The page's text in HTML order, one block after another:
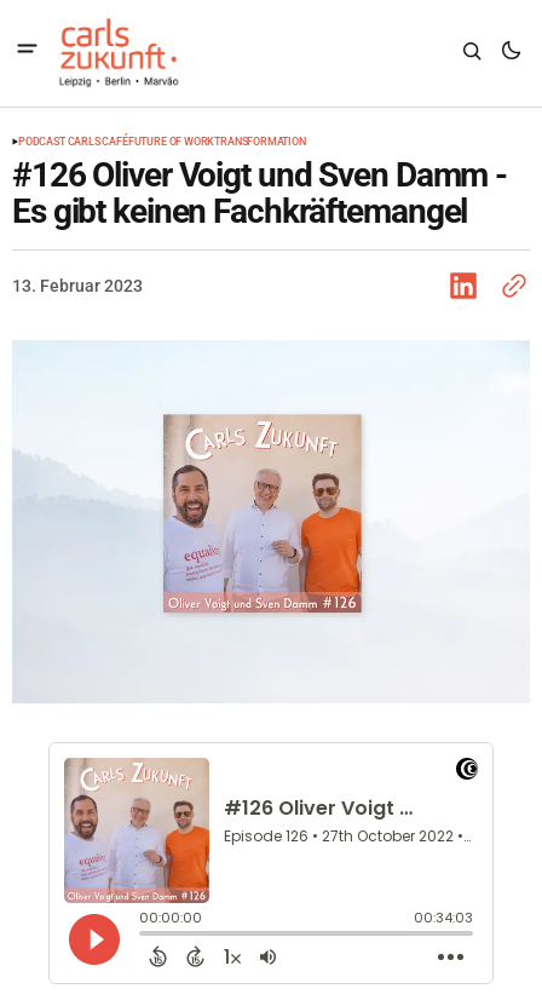
PODCAST CARLS CAFÉFUTURE OF WORKTRANSFORMATION
#126 Oliver Voigt und Sven Damm -
Es gibt keinen Fachkräftemangel
13. Februar 2023